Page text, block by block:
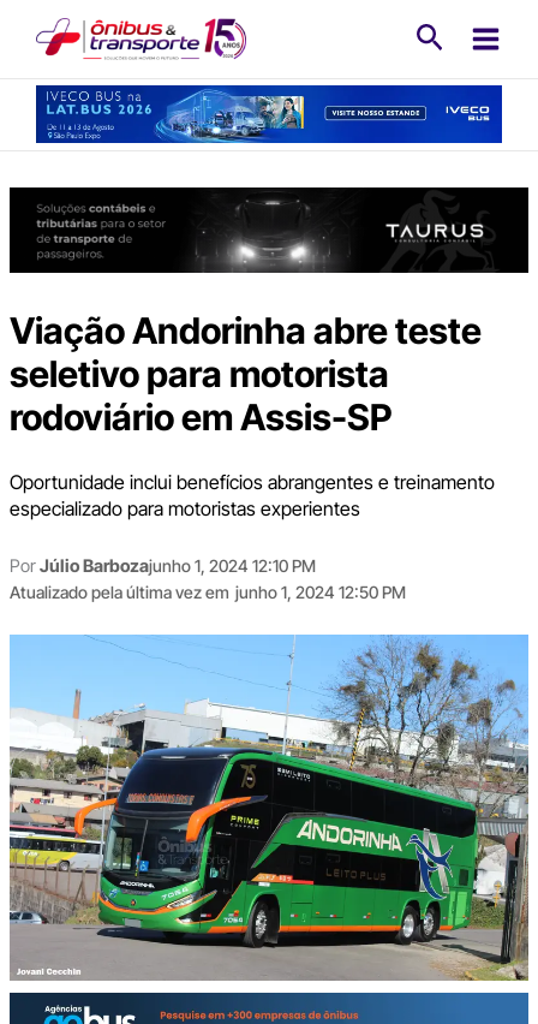
conteúdo
Viação Andorinha abre teste
seletivo para motorista
rodoviário em Assis-SP
Oportunidade inclui benefícios abrangentes e treinamento
especializado para motoristas experientes
PorJúlio Barbozajunho 1, 2024 12:10 PM
Atualizado pela última vez em junho 1, 2024 12:50 PM